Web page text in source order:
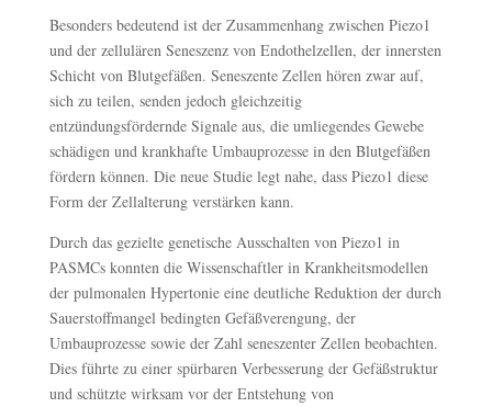
Besonders bedeutend ist der Zusammenhang zwischen Piezo1
und der zellulären Seneszenz von Endothelzellen, der innersten
Schicht von Blutgefäßen. Seneszente Zellen hören zwar auf,
sich zu teilen, senden jedoch gleichzeitig
entzündungsfördernde Signale aus, die umliegendes Gewebe
schädigen und krankhafte Umbauprozesse in den Blutgefäßen
fördern können. Die neue Studie legt nahe, dass Piezo1 diese
Form der Zellalterung verstärken kann.
Durch das gezielte genetische Ausschalten von Piezo1 in
PASMCs konnten die Wissenschaftler in Krankheitsmodellen
der pulmonalen Hypertonie eine deutliche Reduktion der durch
Sauerstoffmangel bedingten Gefäßverengung, der
Umbauprozesse sowie der Zahl seneszenter Zellen beobachten.
Dies führte zu einer spürbaren Verbesserung der Gefäßstruktur
und schützte wirksam vor der Entstehung von